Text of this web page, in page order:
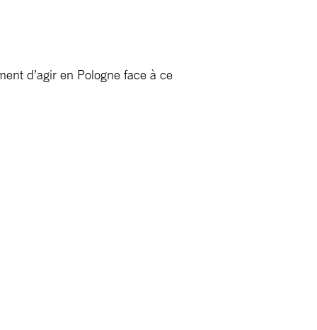
d’agir en Pologne face à ce